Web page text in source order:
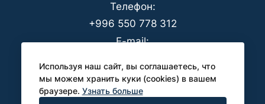
Используя наш сайт, вы соглашаетесь, что
мы можем хранить куки (cookies) в вашем
браузере. Узнать больше
Телефон:
+996 550 778 312
E-mail:
Для СМИ:
pr@analyt-kg.com